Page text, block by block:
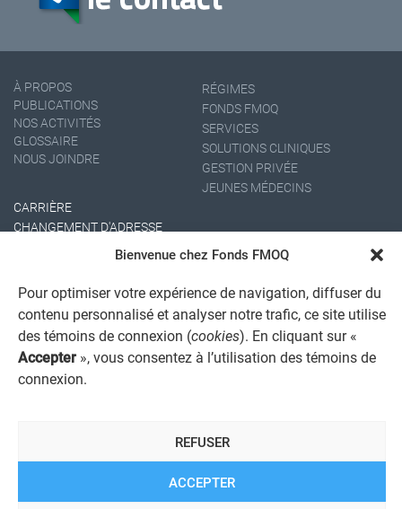
Bienvenue chez Fonds FMOQ
Pour optimiser votre expérience de navigation, diffuser du
contenu personnalisé et analyser notre trafic, ce site utilise
des témoins de connexion (cookies). En cliquant sur «
Accepter », vous consentez à l’utilisation des témoins de
connexion.
ACCEPTER
REFUSER
À PROPOS
PUBLICATIONS
NOS ACTIVITÉS
GLOSSAIRE
NOUS JOINDRE
RÉGIMES
FONDS FMOQ
SERVICES
SOLUTIONS CLINIQUES
GESTION PRIVÉE
JEUNES MÉDECINS
CARRIÈRE
CHANGEMENT D'ADRESSE
AVIS JURIDIQUE GÉNÉRAL
POLITIQUE DE TRAITEMENT DES PLAINTES
REGISTRE DES CONFLITS D'INTÉRÊTS